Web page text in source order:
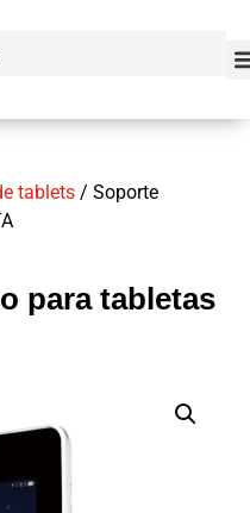
tablets / Soporte
para tabletas